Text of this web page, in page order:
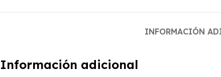
INFORMACIÓN
Información adicional